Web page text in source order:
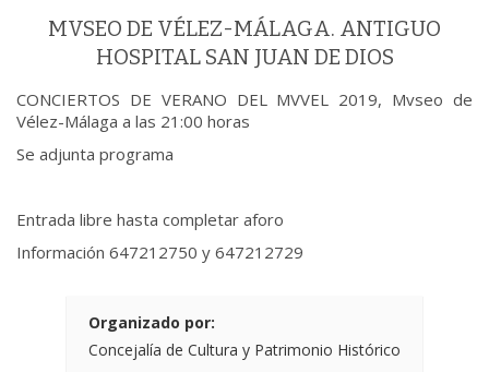
MVSEO DE VÉLEZ-MÁLAGA. ANTIGUO
HOSPITAL SAN JUAN DE DIOS
CONCIERTOS DE VERANO DEL MVVEL 2019, Mvseo de
Vélez-Málaga a las 21:00 horas
Se adjunta programa
Entrada libre hasta completar aforo
Información 647212750 y 647212729
Organizado por:
Concejalía de Cultura y Patrimonio Histórico